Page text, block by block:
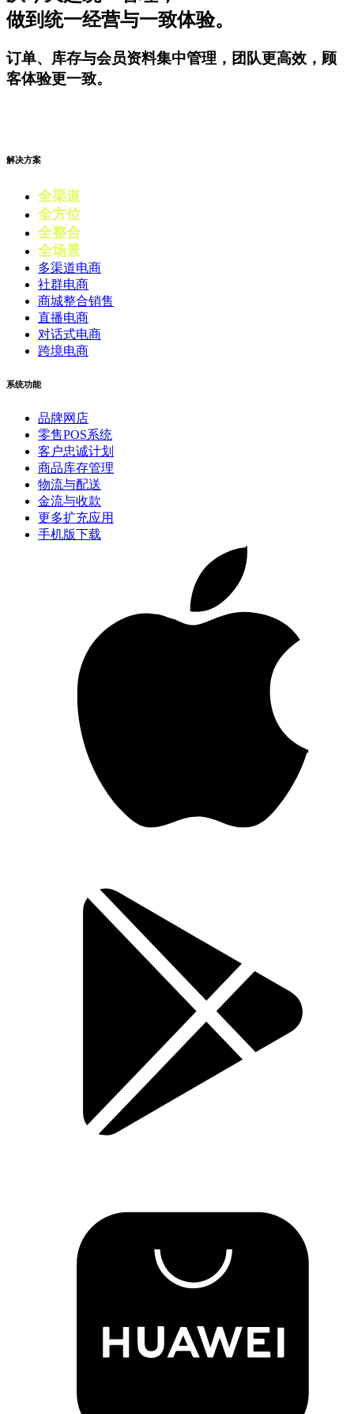
做到统一经营与一致体验。
订单、库存与会员资料集中管理，团队更高效，顾
客体验更一致。
解决方案
全渠道
全方位
全整合
全场景
多渠道电商
社群电商
商城整合销售
直播电商
对话式电商
跨境电商
系统功能
品牌网店
零售POS系统
客户忠诚计划
商品库存管理
物流与配送
金流与收款
更多扩充应用
手机版下载